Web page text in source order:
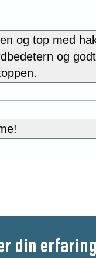
og top med
og
din